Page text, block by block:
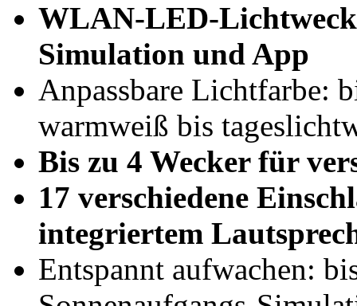
WLAN-LED-
Simulation und App
Anpassbare Lichtfarbe:
warmweiß bis
Bis zu 4 Wecker für
17 verschiedene
integriertem
Entspannt aufwachen: